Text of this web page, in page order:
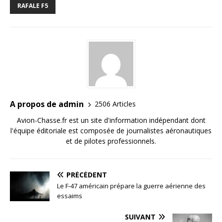
RAFALE F5
A propos de admin
2506 Articles
Avion-Chasse.fr est un site d'information indépendant dont
l'équipe éditoriale est composée de journalistes aéronautiques
et de pilotes professionnels.
PRÉCÉDENT
Le F-47 américain prépare la guerre aérienne des
essaims
SUIVANT